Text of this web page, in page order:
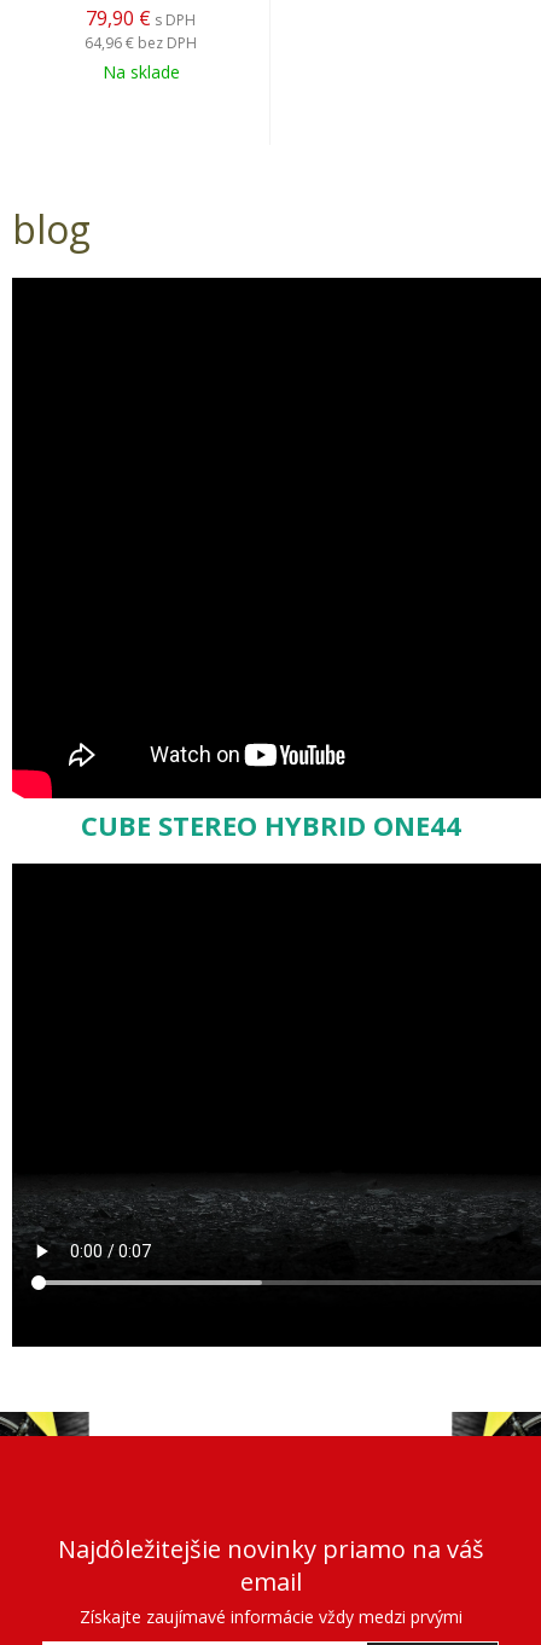
79,90 € s DPH
64,96 € bez DPH
Na sklade
blog
CUBE STEREO HYBRID ONE44
Najdôležitejšie novinky priamo na váš
email
Získajte zaujímavé informácie vždy medzi prvými